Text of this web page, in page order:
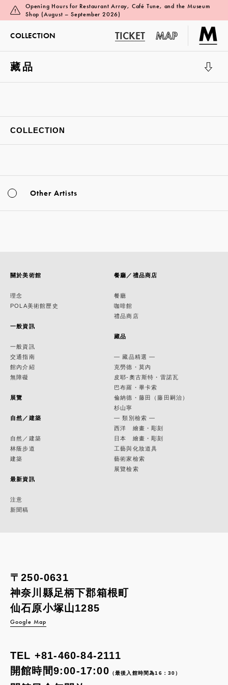
Opening Hours for Restaurant Array, Café Tune, and the Museum
Shop (August – September 2026)
COLLECTION TICKET MAP
藏品
COLLECTION
Other Artists
關於美術館
理念
POLA美術館歷史
一般資訊
一般資訊
交通指南
館內介紹
無障礙
展覽
自然／建築
自然／建築
林蔭步道
建築
最新資訊
注意
新聞稿
餐廳／禮品商店
餐廳
咖啡館
禮品商店
藏品
— 藏品精選 —
克勞德・莫內
皮耶-奧古斯特・雷諾瓦
巴布羅・畢卡索
倫納德・藤田（藤田嗣治）
杉山寧
— 類別檢索 —
西洋 繪畫・彫刻
日本 繪畫・彫刻
工藝與化妝道具
藝術家檢索
展覽檢索
〒250-0631
神奈川縣足柄下郡箱根町
仙石原小塚山1285
Google Map
TEL +81-460-84-2111
開館時間9:00-17:00 （最後入館時間為16：30）